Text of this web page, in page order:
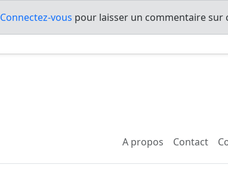
Connectez-vous pour laisser un commentaire sur
A propos Contact